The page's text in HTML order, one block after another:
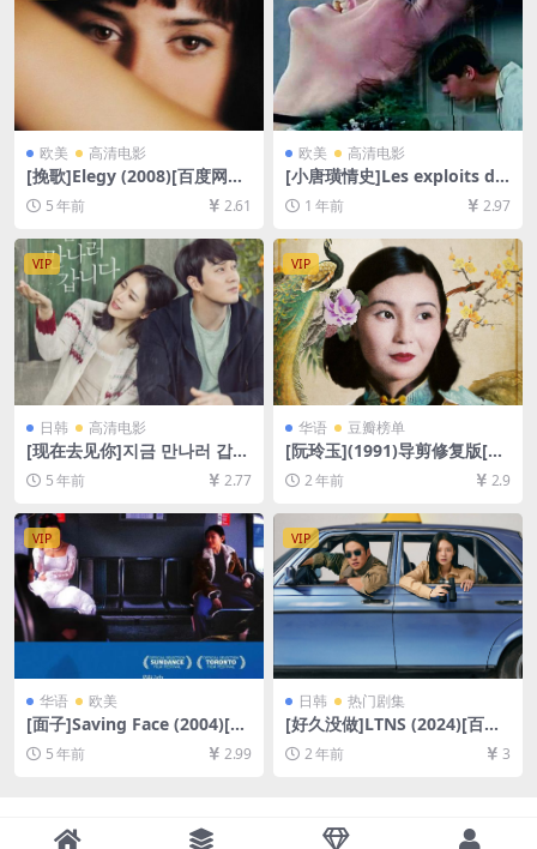
欧美 高清电影
[挽歌]Elegy (2008)[百度网盘
+迅雷云盘资源1080P超清未
删减][MP4/7.2GB][中英字幕]
5 年前 2.61
欧美 高清电影
[小唐璜情史]Les exploits d’u
n jeune Don Juan (1987)[百
度网盘+夸克网盘1080P超清
未删减资源][网盘在线播放/下
载][MP4/6.5GB][中英字幕]
1 年前 2.97
VIP
日韩 高清电影
[现在去见你]지금 만나러 갑니
다 (2018)[百度网盘+迅雷云盘
资源1080P超清未删减][MP4/
5 年前 2.77
VIP
华语 豆瓣榜单
[阮玲玉](1991)导剪修复版[百
度网盘+夸克网盘1080P超清
未删减资源][网盘在线播放/下
2 年前 2.9
VIP
华语 欧美
[面子]Saving Face (2004)[百
度网盘+夸克网盘1080P超清
未删减资源][网盘在线播放/下
5 年前 2.99
VIP
日韩 热门剧集
[好久没做]LTNS (2024)[百度
网盘+夸克网盘1080P超清未
删减资源][网盘在线播放/下
2 年前 3